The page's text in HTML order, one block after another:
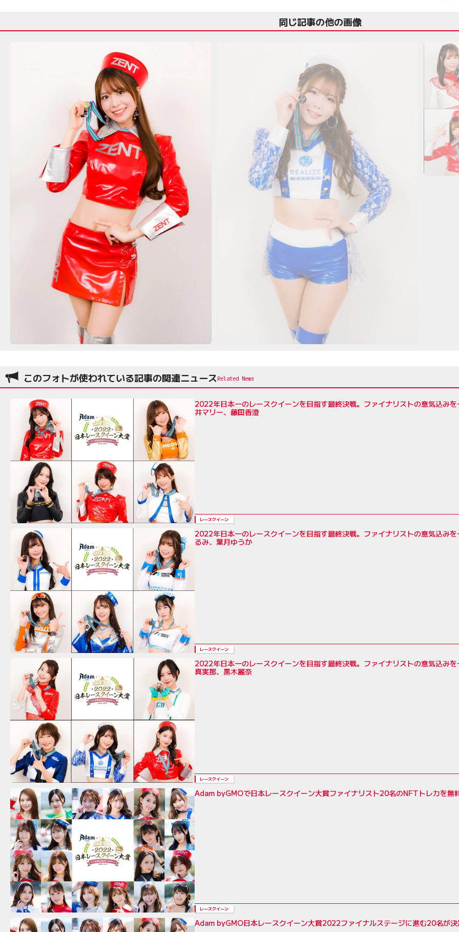
同じ記事の他の画像
このフォトが使われている記事の関連ニュース
2022年日本一のレースクイーンを目指す最終決戦。ファイナリストの意気込み
井マリー、藤田香澄
レースクイーン
2022年日本一のレースクイーンを目指す最終決戦。ファイナリストの意気込み
るみ、葉月ゆうか
レースクイーン
2022年日本一のレースクイーンを目指す最終決戦。ファイナリストの意気込み
真実那、黒木麗奈
レースクイーン
Adam byGMOで日本レースクイーン大賞ファイナリスト20名のNFTトレカを無
レースクイーン
Adam byGMO日本レースクイーン大賞2022ファイナルステージに進む20名が決